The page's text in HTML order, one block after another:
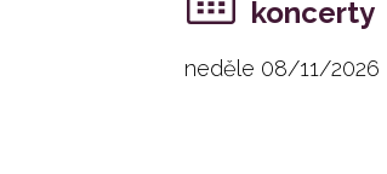
koncerty
neděle 08/11/2026